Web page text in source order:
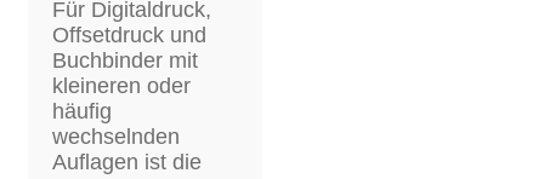
Für Digitaldruck,
Offsetdruck und
Buchbinder mit
kleineren oder
häufig
wechselnden
Auflagen ist die